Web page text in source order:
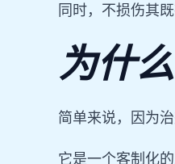
同时，不损伤其既
为什
简单来说，因为
它是一个客制化